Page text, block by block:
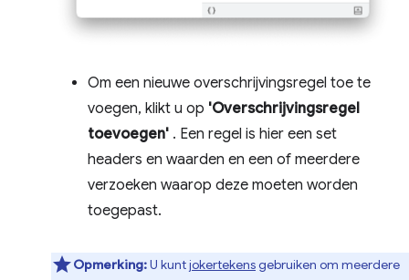
Om een ​​nieuwe overschrijvingsregel toe te
voegen, klikt u op 'Overschrijvingsregel
toevoegen' . Een regel is hier een set
headers en waarden en een of meerdere
verzoeken waarop deze moeten worden
toegepast.
Opmerking:U kuntjokertekensgebruiken om meerdere